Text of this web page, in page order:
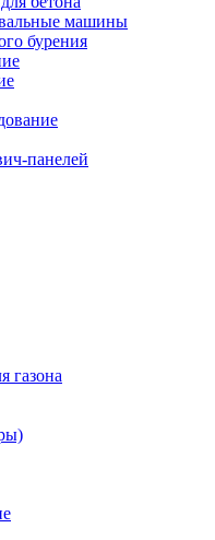
машины
бурения
панелей
газона